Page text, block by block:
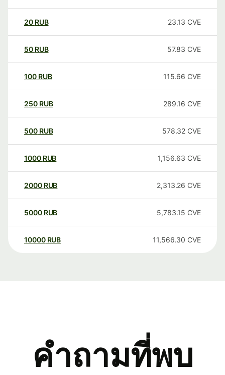
20 RUB 23.13 CVE
50 RUB 57.83 CVE
100 RUB 115.66 CVE
250 RUB 289.16 CVE
500 RUB 578.32 CVE
1000 RUB 1,156.63 CVE
2000 RUB 2,313.26 CVE
5000 RUB 5,783.15 CVE
10000 RUB 11,566.30 CVE
คำถามที่พบ